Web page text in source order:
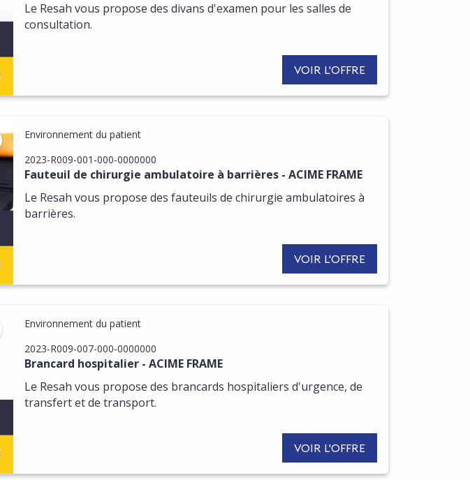
Le Resah vous propose des divans d'examen pour les salles de
consultation.
VOIR L'OFFRE
S'INSCRIRE AUX MISES À JOUR DE CETTE OFFRE
Environnement du patient
2023-R009-001-000-0000000
Fauteuil de chirurgie ambulatoire à barrières - ACIME FRAME
Le Resah vous propose des fauteuils de chirurgie ambulatoires à
barrières.
VOIR L'OFFRE
S'INSCRIRE AUX MISES À JOUR DE CETTE OFFRE
Environnement du patient
2023-R009-007-000-0000000
Brancard hospitalier - ACIME FRAME
Le Resah vous propose des brancards hospitaliers d'urgence, de
transfert et de transport.
VOIR L'OFFRE